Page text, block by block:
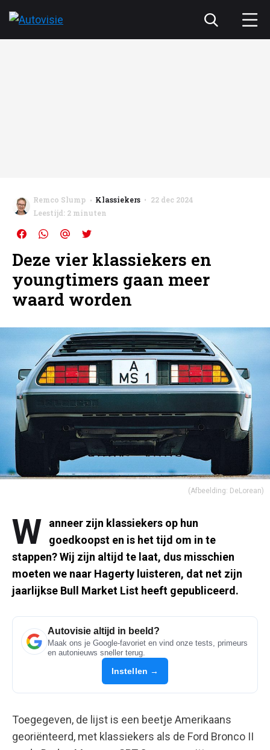
Remco Slump Klassiekers
22 dec 2024
Leestijd: 2 minuten
Deze vier klassiekers en
youngtimers gaan meer
waard worden
(Afbeelding: DeLorean)
W
anneer zijn klassiekers op hun
goedkoopst en is het tijd om in te
stappen? Wij zijn altijd te laat, dus misschien
moeten we naar Hagerty luisteren, dat net zijn
jaarlijkse Bull Market List heeft gepubliceerd.
Autovisie altijd in beeld?
Maak ons je Google-favoriet en vind onze tests, primeurs
en autonieuws sneller terug.
Instellen →
Toegegeven, de lijst is een beetje Amerikaans
georiënteerd, met klassiekers als de Ford Bronco II